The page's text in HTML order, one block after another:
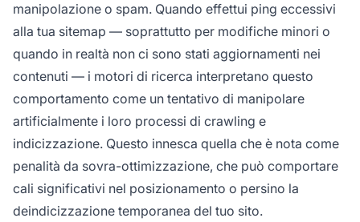
manipolazione o spam. Quando effettui ping eccessivi
alla tua sitemap — soprattutto per modifiche minori o
quando in realtà non ci sono stati aggiornamenti nei
contenuti — i motori di ricerca interpretano questo
comportamento come un tentativo di manipolare
artificialmente i loro processi di crawling e
indicizzazione. Questo innesca quella che è nota come
penalità da sovra-ottimizzazione, che può comportare
cali significativi nel posizionamento o persino la
deindicizzazione temporanea del tuo sito.